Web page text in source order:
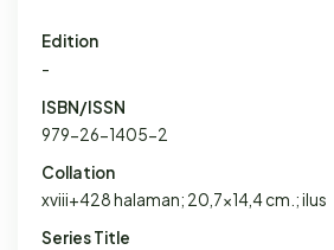
Edition
-
ISBN/ISSN
979-26-1405-2
Collation
xviii+428 halaman; 20,7x14,4 cm.; ilus
Series Title